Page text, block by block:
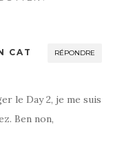
CAT RÉPONDRE
le Day 2, je me suis
Ben non,